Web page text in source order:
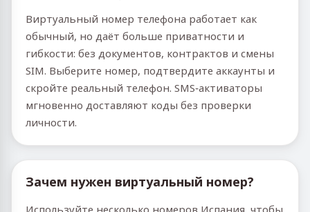
Виртуальный номер телефона работает как
обычный, но даёт больше приватности и
гибкости: без документов, контрактов и смены
SIM. Выберите номер, подтвердите аккаунты и
скройте реальный телефон. SMS‑активаторы
мгновенно доставляют коды без проверки
личности.
Зачем нужен виртуальный номер?
Используйте несколько номеров Испания, чтобы